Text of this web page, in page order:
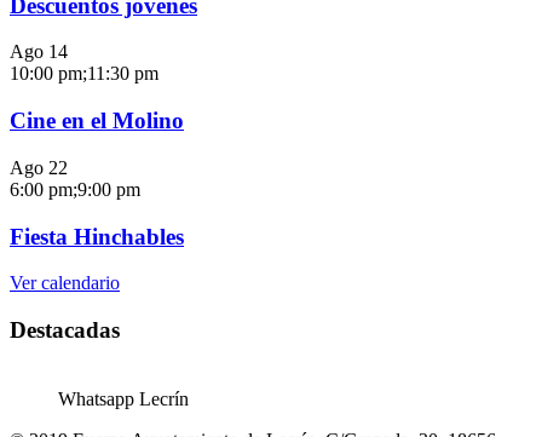
Descuentos jóvenes
Ago 14
10:00 pm;11:30 pm
Cine en el Molino
Ago 22
6:00 pm;9:00 pm
Fiesta Hinchables
Ver calendario
Destacadas
Whatsapp Lecrín